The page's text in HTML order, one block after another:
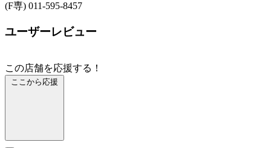
(F専) 011-595-8457
ユーザーレビュー
この店舗を応援する！
ここから応援